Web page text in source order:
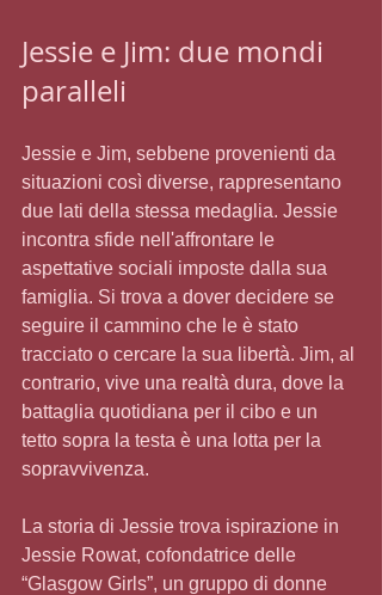
Jessie e Jim: due mondi
paralleli
Jessie e Jim, sebbene provenienti da
situazioni così diverse, rappresentano
due lati della stessa medaglia. Jessie
incontra sfide nell'affrontare le
aspettative sociali imposte dalla sua
famiglia. Si trova a dover decidere se
seguire il cammino che le è stato
tracciato o cercare la sua libertà. Jim, al
contrario, vive una realtà dura, dove la
battaglia quotidiana per il cibo e un
tetto sopra la testa è una lotta per la
sopravvivenza.
La storia di Jessie trova ispirazione in
Jessie Rowat, cofondatrice delle
“Glasgow Girls”, un gruppo di donne